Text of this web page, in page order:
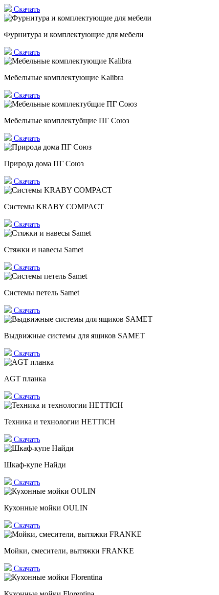
Скачать
Фурнитура и комплектующие для мебели
Скачать
Мебельные комплектующие Kalibra
Скачать
Мебельные комплектубщие ПГ Союз
Скачать
Природа дома ПГ Союз
Скачать
Системы KRABY COMPACT
Скачать
Стяжки и навесы Samet
Скачать
Системы петель Samet
Скачать
Выдвижные системы для ящиков SAMET
Скачать
AGT планка
Скачать
Техника и технологии HETTICH
Скачать
Шкаф-купе Найди
Скачать
Кухонные мойки OULIN
Скачать
Мойки, смесители, вытяжки FRANKE
Скачать